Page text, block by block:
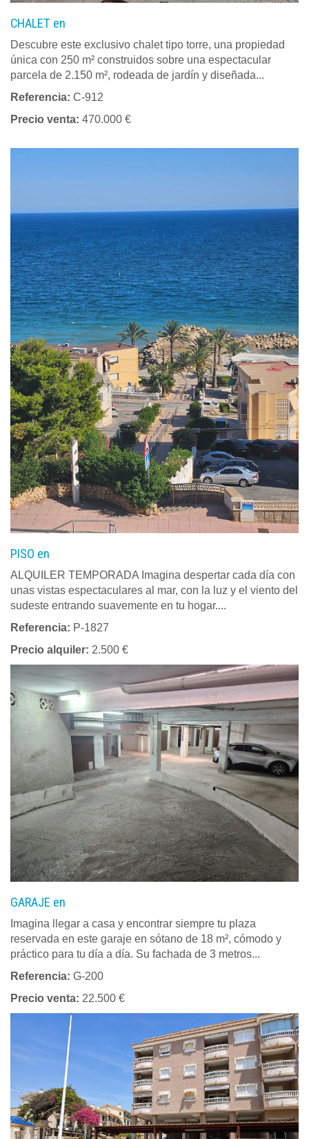
CHALET en
Descubre este exclusivo chalet tipo torre, una propiedad
única con 250 m² construidos sobre una espectacular
parcela de 2.150 m², rodeada de jardín y diseñada...
Referencia: C-912
Precio venta: 470.000 €
PISO en
ALQUILER TEMPORADA Imagina despertar cada día con
unas vistas espectaculares al mar, con la luz y el viento del
sudeste entrando suavemente en tu hogar....
Referencia: P-1827
Precio alquiler: 2.500 €
GARAJE en
Imagina llegar a casa y encontrar siempre tu plaza
reservada en este garaje en sótano de 18 m², cómodo y
práctico para tu día a día. Su fachada de 3 metros...
Referencia: G-200
Precio venta: 22.500 €